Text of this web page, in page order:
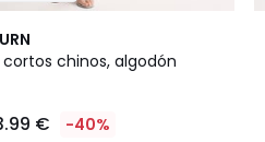
chinos, algodón
€ -40%